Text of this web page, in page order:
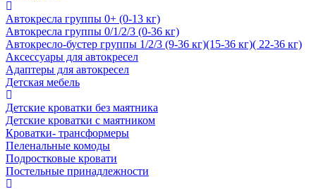
Автокресла группы 0+ (0-13 кг)
Автокресла группы 0/1/2/3 (0-36 кг)
Автокресло-бустер группы 1/2/3 (9-36 кг)(15-36 кг)( 22-36 кг)
Аксессуары для автокресел
Адаптеры для автокресел
Детская мебель
Детские кроватки без маятника
Детские кроватки с маятником
Кроватки- трансформеры
Пеленальные комоды
Подростковые кровати
Постельные принадлежности